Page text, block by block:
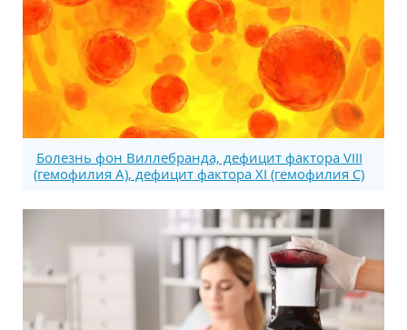
Болезнь фон Виллебранда, дефицит фактора VIII
(гемофилия А), дефицит фактора XI (гемофилия С)